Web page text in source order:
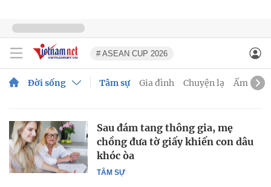
# ASEAN CUP 2026
Đời sống Gia đình Chuyện lạ Ẩm thực
Tâm sự
TÂM SỰ
Sau đám tang thông gia, mẹ
chồng đưa tờ giấy khiến con dâu
khóc òa